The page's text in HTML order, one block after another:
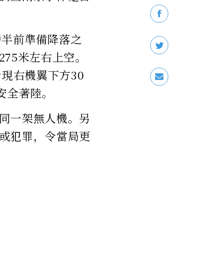
前準備降落之
米左右上空。
右機翼下方30
著陸。
一架無人機。另
犯罪，令當局更